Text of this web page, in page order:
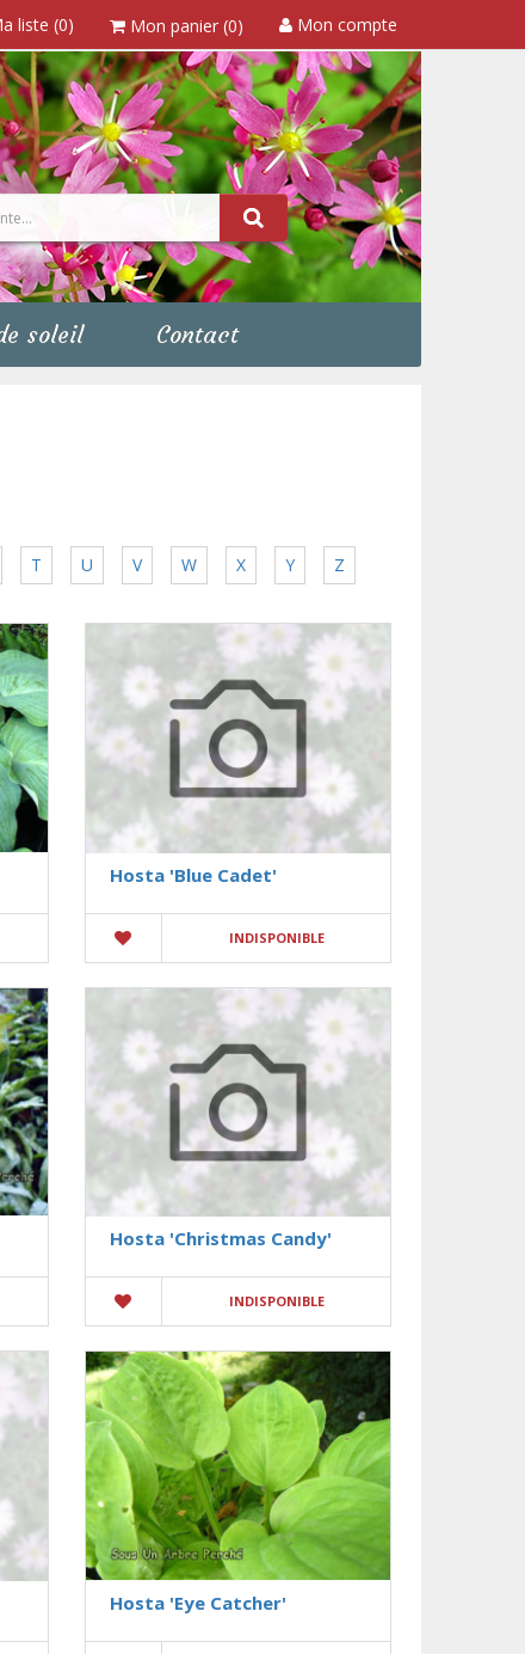
liste (0) Mon panier (0) Mon compte
soleil Contact
T U V W X Y Z
Hosta 'Blue Cadet'
INDISPONIBLE
Hosta 'Christmas Candy'
INDISPONIBLE
Hosta 'Eye Catcher'